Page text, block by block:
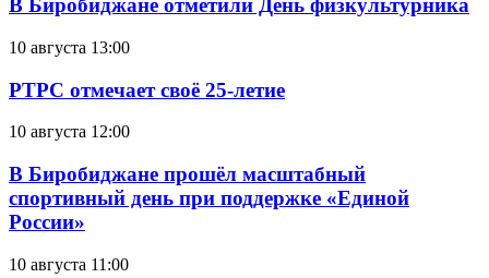
В Биробиджане отметили День физкультурника
10 августа 13:00
РТРС отмечает своё 25-летие
10 августа 12:00
В Биробиджане прошёл масштабный
спортивный день при поддержке «Единой
России»
10 августа 11:00